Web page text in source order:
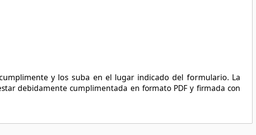
y los suba en el lugar indicado del formulario. La
debidamente cumplimentada en formato PDF y firmada con